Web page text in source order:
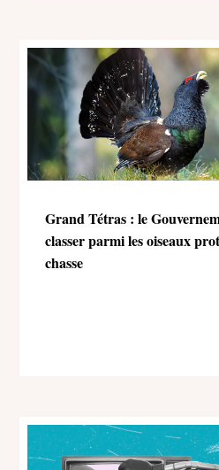
Grand Tétras : le
classer parmi les oiseaux
chasse